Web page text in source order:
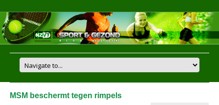
MSM beschermt tegen rimpels